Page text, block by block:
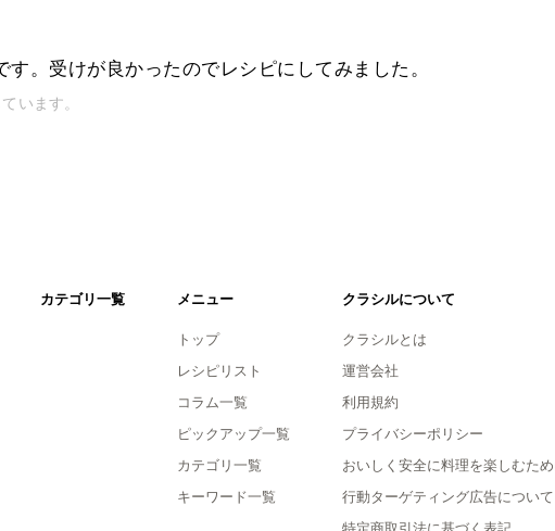
。受けが良かったのでレシピにしてみました。
います。
カテゴリ一覧 メニュー
トップ
レシピリスト
コラム一覧
ピックアップ一覧
カテゴリ一覧
キーワード一覧
クラシルについて
クラシルとは
運営会社
利用規約
プライバシーポリシー
おいしく安全に料理を楽しむため
行動ターゲティング広告について